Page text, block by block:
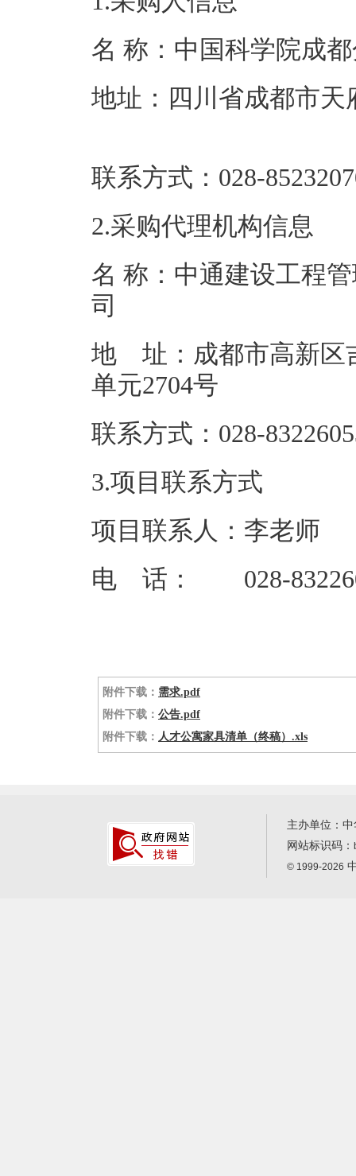
名 称：中国科
地址：四川省成都市天
联系方式：
2.采购代理机构信息
名 称：中通建设工程
地 址：成都市高新区
单元
联系方式
3.项目联系方式
项目联系人：李老师
电 话： 028-
附件下载： 需求.pdf
附件下载： 公告.pdf
附件下载： 人才公寓家具清单（终稿）.xls
主办单位：
网站标识码：
© 1999-2026